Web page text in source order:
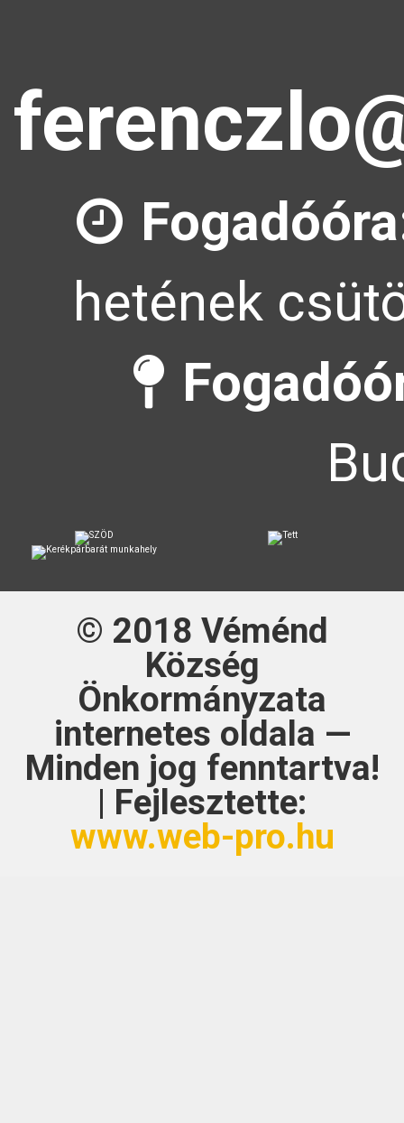
hetének
© 2018 Véménd
Község
Önkormányzata
internetes oldala —
Minden jog fenntartva!
| Fejlesztette:
www.web-pro.hu